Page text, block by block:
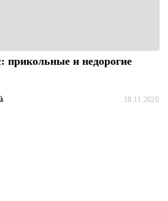
прикольные и недорогие
18.11.2020